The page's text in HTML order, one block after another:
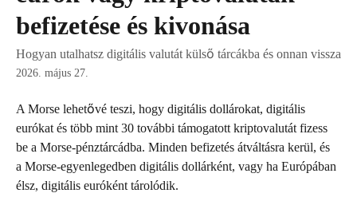
befizetése és kivonása
Hogyan utalhatsz digitális valutát külső tárcákba és onnan vissza
2026. május 27.
A Morse lehetővé teszi, hogy digitális dollárokat, digitális
eurókat és több mint 30 további támogatott kriptovalutát fizess
be a Morse-pénztárcádba. Minden befizetés átváltásra kerül, és
a Morse-egyenlegedben digitális dollárként, vagy ha Európában
élsz, digitális euróként tárolódik.